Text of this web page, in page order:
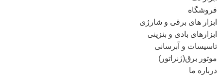
فروشگاه
ابزار های برقی و شارژی
ابزارهای بادی و بنزینی
تاسیسات و آبرسانی
موتور برق(ژنراتور)
درباره ما